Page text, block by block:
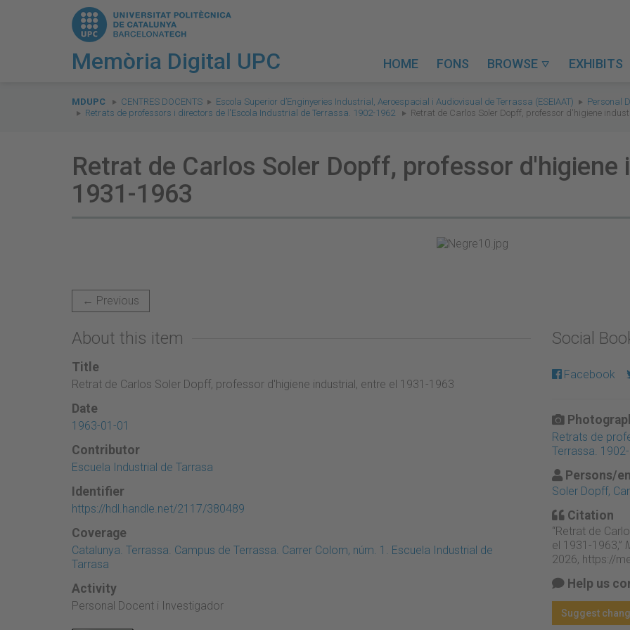
Memòria Digital UPC HOME FONS BROWSE  EXHIBITS
are
here:
MDUPC CENTRES DOCENTS Escola Superior d’Enginyeries Industrial, Aeroespacial i Audiovisual de Terrassa (ESEIAAT)
Personal
Retrats de professors i directors de l'Escola Industrial de Terrassa. 1902-1962
Retrat de Carlos Soler Dopff, professor d'higiene
Retrat de Carlos Soler Dopff, professor d'higiene
1931-1963
← Previous
About this item
Title
Retrat de Carlos Soler Dopff, professor d'higiene industrial, entre el 1931-1963
Date
1963-01-01
Contributor
Escuela Industrial de Tarrasa
Identifier
https://hdl.handle.net/2117/380489
Coverage
Catalunya. Terrassa. Campus de Terrassa. Carrer Colom, núm. 1. Escuela Industrial de
Tarrasa
Activity
Personal Docent i Investigador
Social
Facebook
Retrats de
Terrassa.
Persons/
Soler Dopff,
Citation
“Retrat de
el 1931-1963 ,”
2026, https://
Help us
Suggest